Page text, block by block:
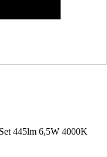
445lm 6,5W 4000K